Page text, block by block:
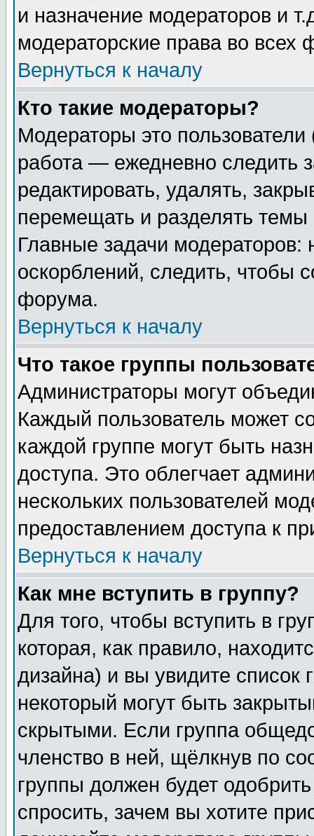
и назначение модераторов и
модераторские права во всех
Вернуться к началу
Кто такие модераторы?
Модераторы это
работа — ежедневно следить
редактировать, удалять,
перемещать и разделять
Главные задачи
оскорблений, следить, чтобы
форума.
Вернуться к началу
Что такое группы
Администраторы могут
Каждый пользователь может
каждой группе могут быть
доступа. Это облегчает
нескольких пользователей
предоставлением доступа к
Вернуться к началу
Как мне вступить в группу?
Для того, чтобы вступить в
которая, как правило,
дизайна) и вы увидите список
некоторый могут быть
скрытыми. Если группа
членство в ней, щёлкнув по
группы должен будет
спросить, зачем вы хотите